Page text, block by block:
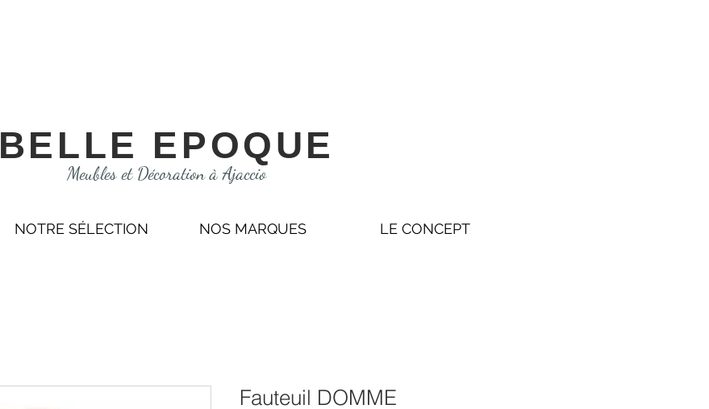
Fauteuil DOMME
BELLE EPOQUE
NOTRE SÉLECTION NOS MARQUES LE CONCEPT
Meubles et Décoration à Ajaccio